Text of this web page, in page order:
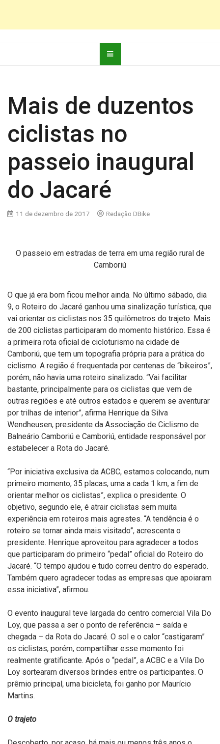
Mais de duzentos
ciclistas no
passeio inaugural
do Jacaré
11 de dezembro de 2017 Redação DBike
O passeio em estradas de terra em uma região rural de
Camboriú
O que já era bom ficou melhor ainda. No último sábado, dia
9, o Roteiro do Jacaré ganhou uma sinalização turística, que
vai orientar os ciclistas nos 35 quilômetros do trajeto. Mais
de 200 ciclistas participaram do momento histórico. Essa é
a primeira rota oficial de cicloturismo na cidade de
Camboriú, que tem um topografia própria para a prática do
ciclismo. A região é frequentada por centenas de “bikeiros”,
porém, não havia uma roteiro sinalizado. “Vai facilitar
bastante, principalmente para os ciclistas que vem de
outras regiões e até outros estados e querem se aventurar
por trilhas de interior”, afirma Henrique da Silva
Wendheusen, presidente da Associação de Ciclismo de
Balneário Camboriú e Camboriú, entidade responsável por
estabelecer a Rota do Jacaré.
“Por iniciativa exclusiva da ACBC, estamos colocando, num
primeiro momento, 35 placas, uma a cada 1 km, a fim de
orientar melhor os ciclistas”, explica o presidente. O
objetivo, segundo ele, é atrair ciclistas sem muita
experiência em roteiros mais agrestes. “A tendência é o
roteiro se tornar ainda mais visitado”, acrescenta o
presidente. Henrique aproveitou para agradecer a todos
que participaram do primeiro “pedal” oficial do Roteiro do
Jacaré. “O tempo ajudou e tudo correu dentro do esperado.
Também quero agradecer todas as empresas que apoiaram
essa iniciativa”, afirmou.
O evento inaugural teve largada do centro comercial Vila Do
Loy, que passa a ser o ponto de referência – saída e
chegada – da Rota do Jacaré. O sol e o calor “castigaram”
os ciclistas, porém, compartilhar esse momento foi
realmente gratificante. Após o “pedal”, a ACBC e a Vila Do
Loy sortearam diversos brindes entre os participantes. O
prêmio principal, uma bicicleta, foi ganho por Maurício
Martins.
O trajeto